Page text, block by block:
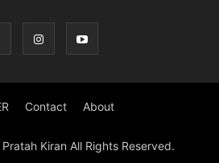
Contact About
Kiran All Rights Reserved.